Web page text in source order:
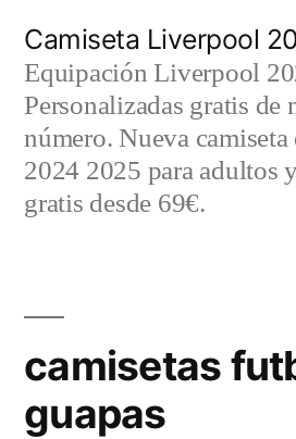
contenido
Camiseta Liverpool
Equipación Liverpool
Personalizadas gratis de
número. Nueva
2024 2025 para adultos
gratis desde 69€.
camisetas
guapas